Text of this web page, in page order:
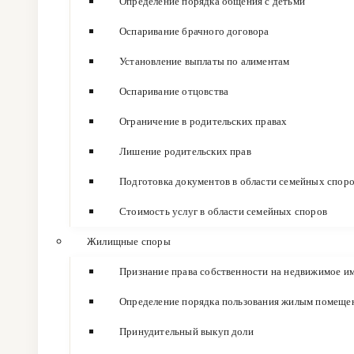
Оспаривание брачного договора
Установление выплаты по алиментам
Оспаривание отцовства
Ограничение в родительских правах
Лишение родительских прав
Подготовка документов в области семейных
Стоимость услуг в области семейных споров
Жилищные споры
Признание права собственности на недвижимое
Определение порядка пользования жилым
Принудительный выкуп доли